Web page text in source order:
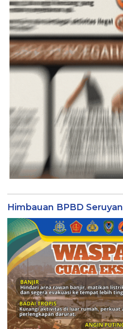
Himbauan BPBD Seruyan